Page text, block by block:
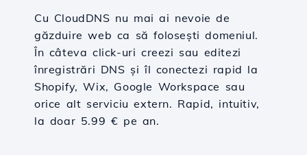
Cu CloudDNS nu mai ai nevoie de
găzduire web ca să folosești domeniul.
În câteva click-uri creezi sau editezi
înregistrări DNS și îl conectezi rapid la
Shopify, Wix, Google Workspace sau
orice alt serviciu extern. Rapid, intuitiv,
la doar 5.99 € pe an.